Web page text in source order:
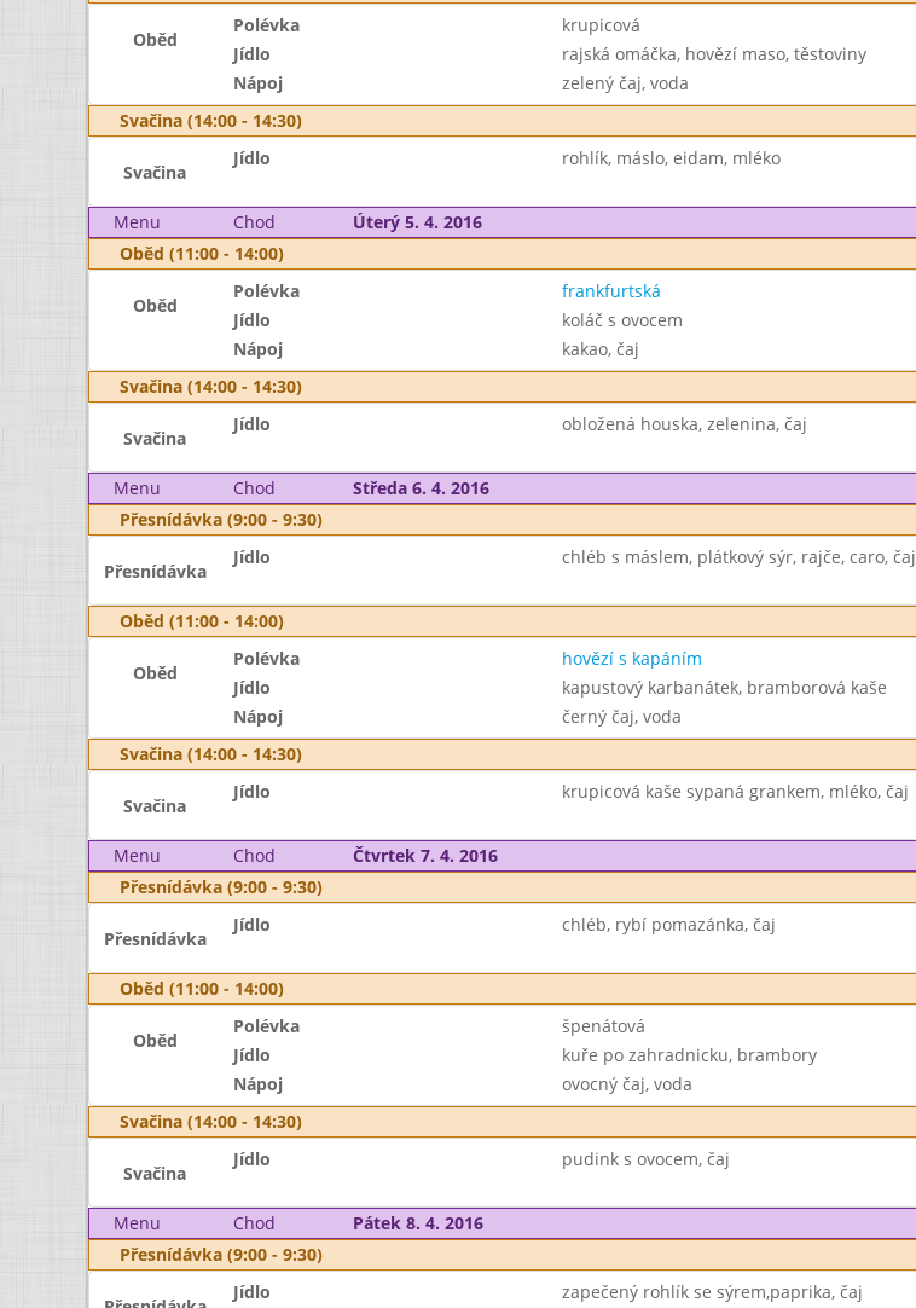
Oběd
Polévka krupicová
Jídlo
rajská omáčka, hovězí maso, těstoviny
Nápoj
zelený čaj, voda
Svačina (14:00 - 14:30)
Svačina
Jídlo rohlík, máslo, eidam, mléko
Menu Chod Úterý 5. 4. 2016
Oběd (11:00 - 14:00)
Oběd
Polévka frankfurtská
Jídlo
koláč s ovocem
Nápoj
kakao, čaj
Svačina (14:00 - 14:30)
Svačina
Jídlo obložená houska, zelenina, čaj
Menu Chod Středa 6. 4. 2016
Přesnídávka (9:00 - 9:30)
Přesnídávka
Jídlo chléb s máslem, plátkový sýr, rajče, caro, čaj
Oběd (11:00 - 14:00)
Oběd
Polévka hovězí s kapáním
Jídlo
kapustový karbanátek, bramborová kaše
Nápoj
černý čaj, voda
Svačina (14:00 - 14:30)
Svačina
Jídlo krupicová kaše sypaná grankem, mléko, čaj
Menu Chod Čtvrtek 7. 4. 2016
Přesnídávka (9:00 - 9:30)
Přesnídávka
Jídlo chléb, rybí pomazánka, čaj
Oběd (11:00 - 14:00)
Oběd
Polévka špenátová
Jídlo
kuře po zahradnicku, brambory
Nápoj
ovocný čaj, voda
Svačina (14:00 - 14:30)
Svačina
Jídlo pudink s ovocem, čaj
Menu Chod Pátek 8. 4. 2016
Přesnídávka (9:00 - 9:30)
Jídlo zapečený rohlík se sýrem,paprika, čaj